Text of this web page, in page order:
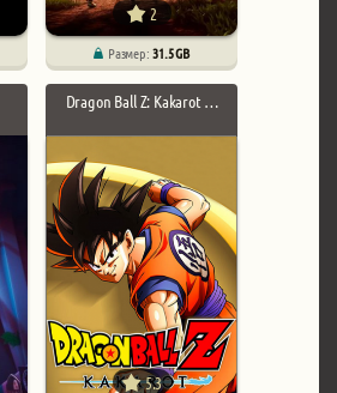
2
Размер:31.5 GB
Dragon Ball Z: Kakarot …
5.3